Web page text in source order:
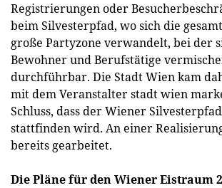
Registrierungen oder
beim Silvesterpfad, wo sich die
große Partyzone verwandelt, bei der
Bewohner und Berufstätige
durchführbar. Die Stadt Wien kam
mit dem Veranstalter stadt wien
Schluss, dass der Wiener
stattfinden wird. An einer
bereits gearbeitet.
Die Pläne für den Wiener Eistraum